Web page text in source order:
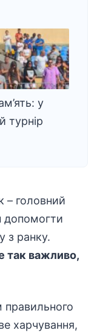
у
турнір
– головний
допомогти
з ранку.
так важливо,
харчування,